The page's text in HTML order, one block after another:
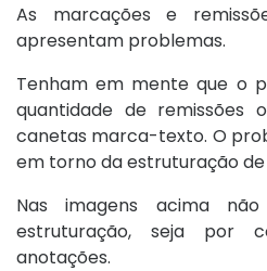
As marcações e
apresentam problemas.
Tenham em mente que o
quantidade de remissões
canetas marca-texto. O
em torno da estruturação de
Nas imagens acima
estruturação, seja por
anotações.